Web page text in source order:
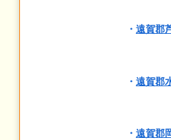
・ 遠賀郡
・ 遠賀郡
・ 遠賀郡